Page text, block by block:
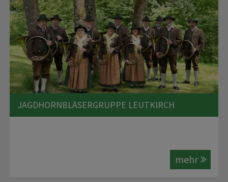
JAGDHORNBLÄSERGRUPPE LEUTKIRCH
mehr